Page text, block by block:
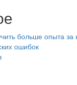
больше опыта за
ошибок